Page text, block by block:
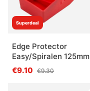
Superdeal
Edge Protector
Easy/Spiralen 125mm
€9.10 €9.30